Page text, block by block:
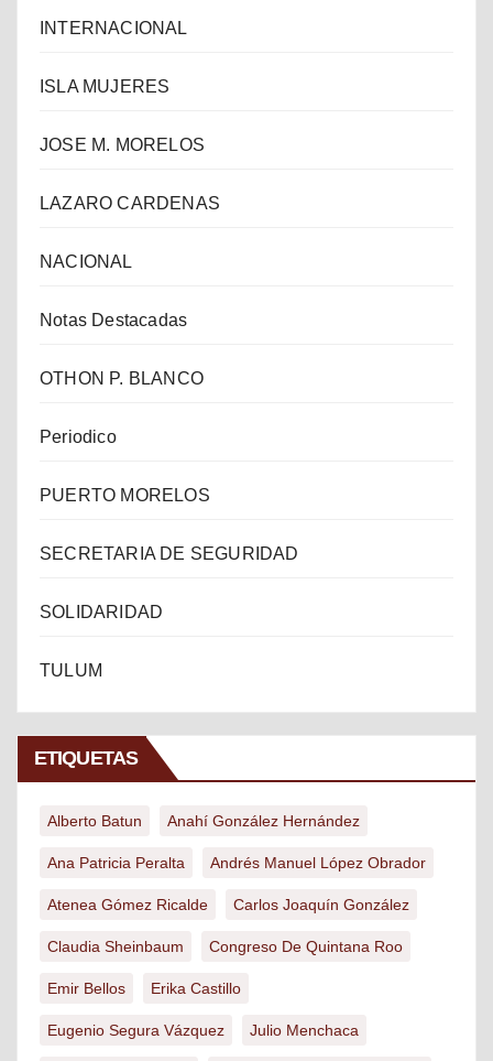
INTERNACIONAL
ISLA MUJERES
JOSE M. MORELOS
LAZARO CARDENAS
NACIONAL
Notas Destacadas
OTHON P. BLANCO
Periodico
PUERTO MORELOS
SECRETARIA DE SEGURIDAD
SOLIDARIDAD
TULUM
ETIQUETAS
Alberto Batun Anahí González Hernández
Ana Patricia Peralta Andrés Manuel López Obrador
Atenea Gómez Ricalde Carlos Joaquín González
Claudia Sheinbaum Congreso De Quintana Roo
Emir Bellos Erika Castillo
Eugenio Segura Vázquez Julio Menchaca